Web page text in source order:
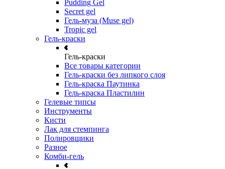
Pudding Gel
Secret gel
Гель-муза (Muse gel)
Tropic gel
Гель-краски
Гель-краски
Все товары категории
Гель-краски без липкого слоя
Гель-краска Паутинка
Гель-краска Пластилин
Гелевые типсы
Инструменты
Кисти
Лак для стемпинга
Полировщики
Разное
Комби-гель